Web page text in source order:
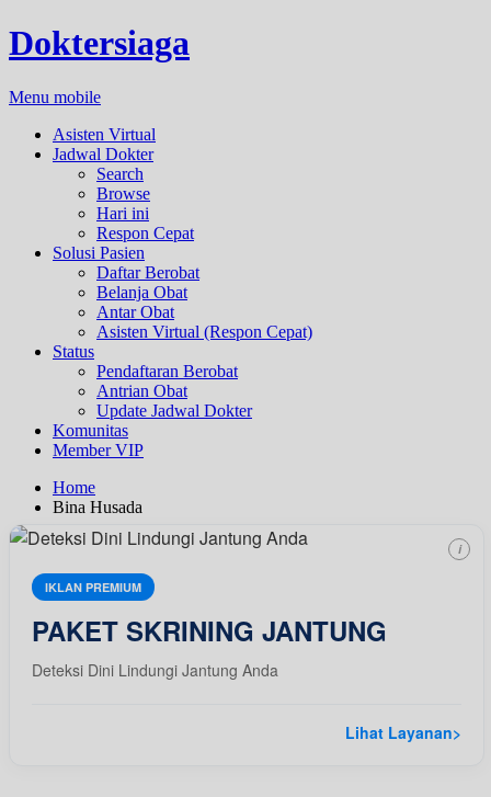
Doktersiaga
Menu mobile
Asisten Virtual
Jadwal Dokter
Search
Browse
Hari ini
Respon Cepat
Solusi Pasien
Daftar Berobat
Belanja Obat
Antar Obat
Asisten Virtual (Respon Cepat)
Status
Pendaftaran Berobat
Antrian Obat
Update Jadwal Dokter
Komunitas
Member VIP
Home
Bina Husada
IKLAN PREMIUM
PAKET SKRINING JANTUNG
Deteksi Dini Lindungi Jantung Anda
Lihat Layanan>
i